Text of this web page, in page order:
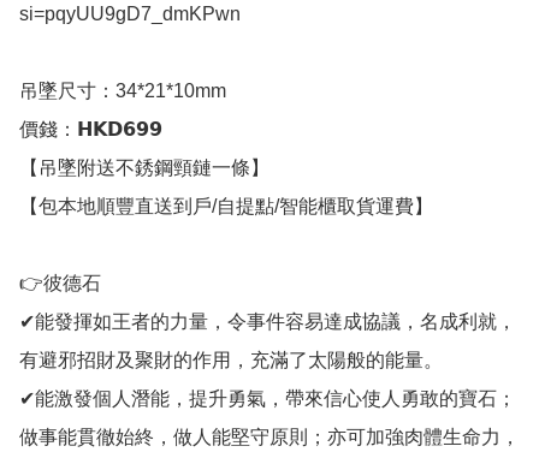
si=pqyUU9gD7_dmKPwn
吊墜尺寸：34*21*10mm
價錢：𝗛𝗞𝗗𝟲𝟵𝟵
【吊墜附送不銹鋼頸鏈一條】
【包本地順豐直送到戶/自提點/智能櫃取貨運費】
👉彼德石
✔能發揮如王者的力量，令事件容易達成協議，名成利就，
有避邪招財及聚財的作用，充滿了太陽般的能量。
✔能激發個人潛能，提升勇氣，帶來信心使人勇敢的寶石；
做事能貫徹始終，做人能堅守原則；亦可加強肉體生命力，